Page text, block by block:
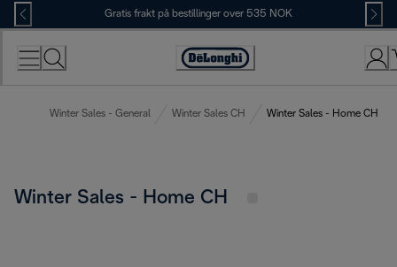
Skip
to
Content
Gratis frakt på bestillinger over 535 NOK
Accessibility
Winter Sales - General Winter Sales CH Winter Sales - Home CH
Winter Sales - Home CH